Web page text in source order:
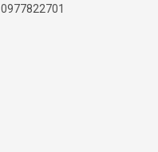
0977822701